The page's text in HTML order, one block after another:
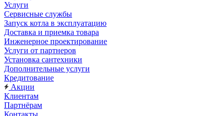
Услуги
Сервисные службы
Запуск котла в эксплуатацию
Доставка и приемка товара
Инженерное проектирование
Услуги от партнеров
Установка сантехники
Дополнительные услуги
Кредитование
Акции
Клиентам
Партнёрам
Контакты